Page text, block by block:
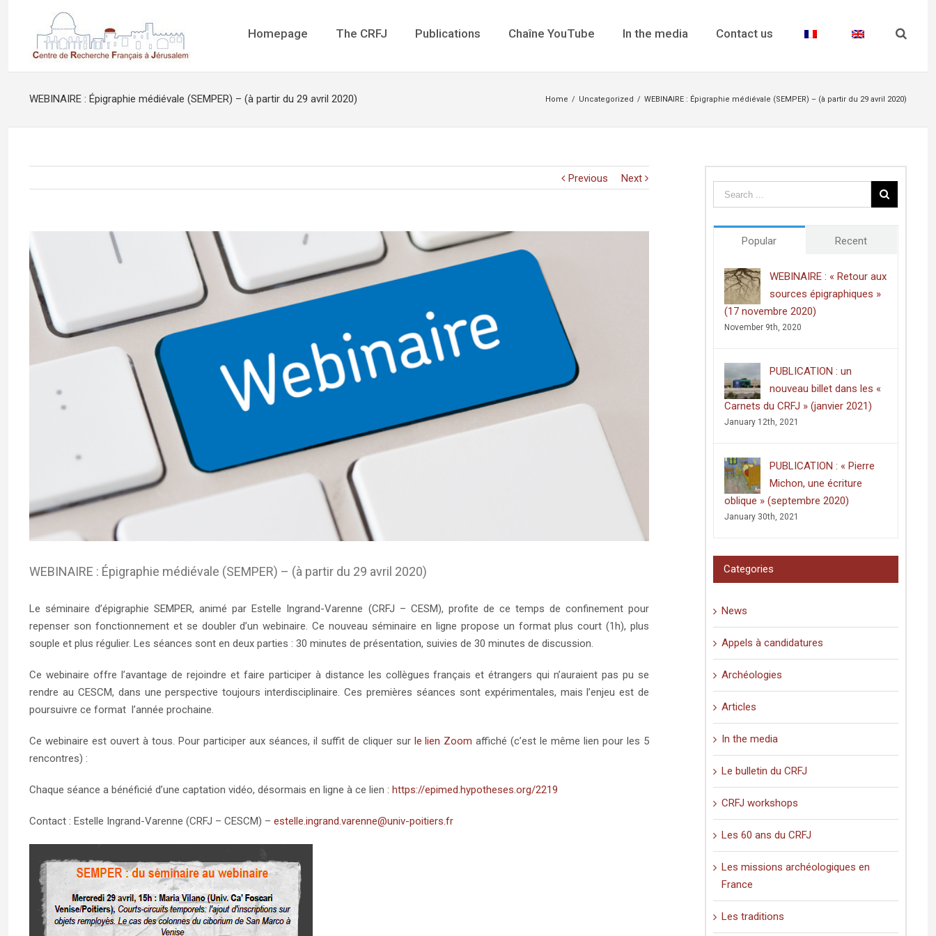
Homepage The CRFJ Publications Chaîne YouTube In the media Contact us
WEBINAIRE : Épigraphie médiévale (SEMPER) – (à partir du 29 avril 2020) Home / Uncategorized / WEBINAIRE : Épigraphie médiévale (SEMPER) – (à partir du 29 avril 2020)
Previous Next
Larger
Image
WEBINAIRE : Épigraphie médiévale (SEMPER) – (à partir du 29 avril 2020)
Le séminaire d’épigraphie SEMPER,animé par Estelle Ingrand-Varenne (CRFJ – CESM), profite de ce temps de confinement pour
repenser son fonctionnement et se doubler d’un webinaire. Ce nouveau séminaire en ligne propose un format plus court (1h), plus
souple et plus régulier. Les séances sont en deux parties : 30 minutes de présentation, suivies de 30 minutes de discussion.
Ce webinaire offre l’avantage de rejoindre et faire participer à distance les collègues français et étrangers qui n’auraient pas pu se
rendre au CESCM, dans une perspective toujours interdisciplinaire. Ces premières séances sont expérimentales, mais l’enjeu est de
poursuivre ce format l’année prochaine.
Ce webinaire est ouvert à tous. Pour participer aux séances, il suffit de cliquer sur le lien Zoom affiché (c’est le même lien pour les 5
rencontres) :
Chaque séance a bénéficié d’une captation vidéo, désormais en ligne à ce lien : https://epimed.hypotheses.org/2219
Contact : Estelle Ingrand-Varenne (CRFJ – CESCM) – estelle.ingrand.varenne@univ-poitiers.fr
Popular Recent
WEBINAIRE : « Retour aux
sources épigraphiques »
(17 novembre 2020)
November 9th, 2020
PUBLICATION : un
nouveau billet dans les «
Carnets du CRFJ » (janvier 2021)
January 12th, 2021
PUBLICATION : « Pierre
Michon, une écriture
oblique » (septembre 2020)
January 30th, 2021
Categories
News
Appels à candidatures
Archéologies
Articles
In the media
Le bulletin du CRFJ
CRFJ workshops
Les 60 ans du CRFJ
Les missions archéologiques en
France
Les traditions